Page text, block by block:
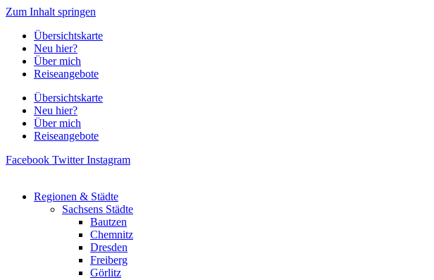
Zum Inhalt springen
Übersichtskarte
Neu hier?
Über mich
Reiseangebote
Übersichtskarte
Neu hier?
Über mich
Reiseangebote
Facebook Twitter Instagram
Regionen & Städte
Sachsens Städte
Bautzen
Chemnitz
Dresden
Freiberg
Görlitz